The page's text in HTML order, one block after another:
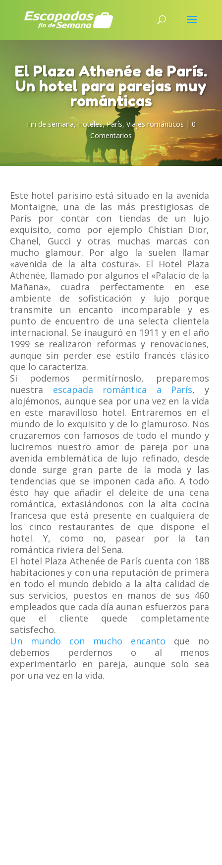
El Plaza Athenée de París.
Un hotel para parejas muy
románticas
Fin de semana,Hoteles,París, Viajes románticos| 0
Comentarios
Este hotel parisino está situado en la avenida
Montaigne, una de las más prestigiosas de
París por contar con tiendas de un lujo
exquisito, como por ejemplo Chistian Dior,
Chanel, Gucci y otras muchas marcas con
mucho glamour. Por algo la suelen llamar
«avenida de la alta costura». El Hotel Plaza
Athenée, llamado por algunos el «Palacio de la
Mañana», cuadra perfectamente en ese
ambiente de sofisticación y lujo porque
transmite un encanto incomparable y es
punto de encuentro de una selecta clientela
internacional. Se inauguró en 1911 y en el año
1999 se realizaron reformas y renovaciones,
aunque sin perder ese estilo francés clásico
que lo caracteriza.
Si podemos permitírnoslo, preparemos
nuestra escapada romántica a París, y
alojémonos, aunque sea por una vez en la vida
en este maravilloso hotel. Entraremos en el
mundo de lo exquisito y de lo glamuroso. Nos
cruzaremos con famosos de todo el mundo y
luciremos nuestro amor de pareja por una
avenida emblemática de lujo refinado, desde
donde surge gran parte de la moda y las
tendencias que se imponen cada año. A todo
ésto hay que añadir el deleite de una cena
romántica, extasiándonos con la alta cocina
francesa que está presente en cualquiera de
los cinco restaurantes de que dispone el
hotel. Y, como no, pasear por la tan
romántica riviera del Sena.
El hotel Plaza Athenée de París cuenta con 188
habitaciones y con una reputación de primera
en todo el mundo debido a la alta calidad de
sus servicios, puestos en manos de sus 460
empleados que cada día aunan esfuerzos para
que el cliente quede completamente
satisfecho.
Un mundo con mucho encanto que no
debemos perdernos o al menos
experimentarlo en pareja, aunque solo sea
por una vez en la vida.